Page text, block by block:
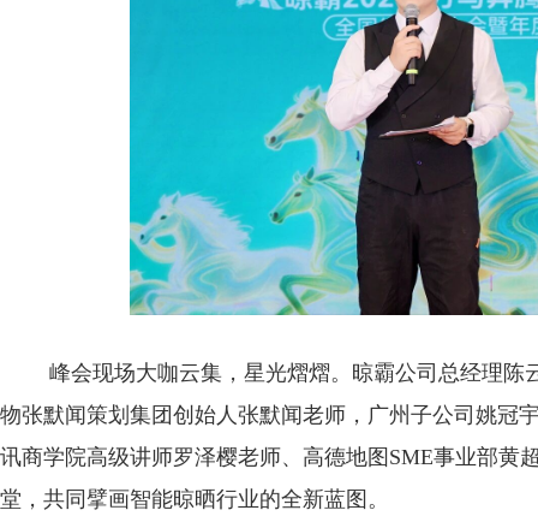
峰会现场大咖云集，星光熠熠。晾霸公司总经理
物张默闻策划集团创始人张默闻老师，广州子公司姚冠
讯商学院高级讲师罗泽樱老师、高德地图SME事业部黄
堂，共同擘画智能晾晒行业的全新蓝图。